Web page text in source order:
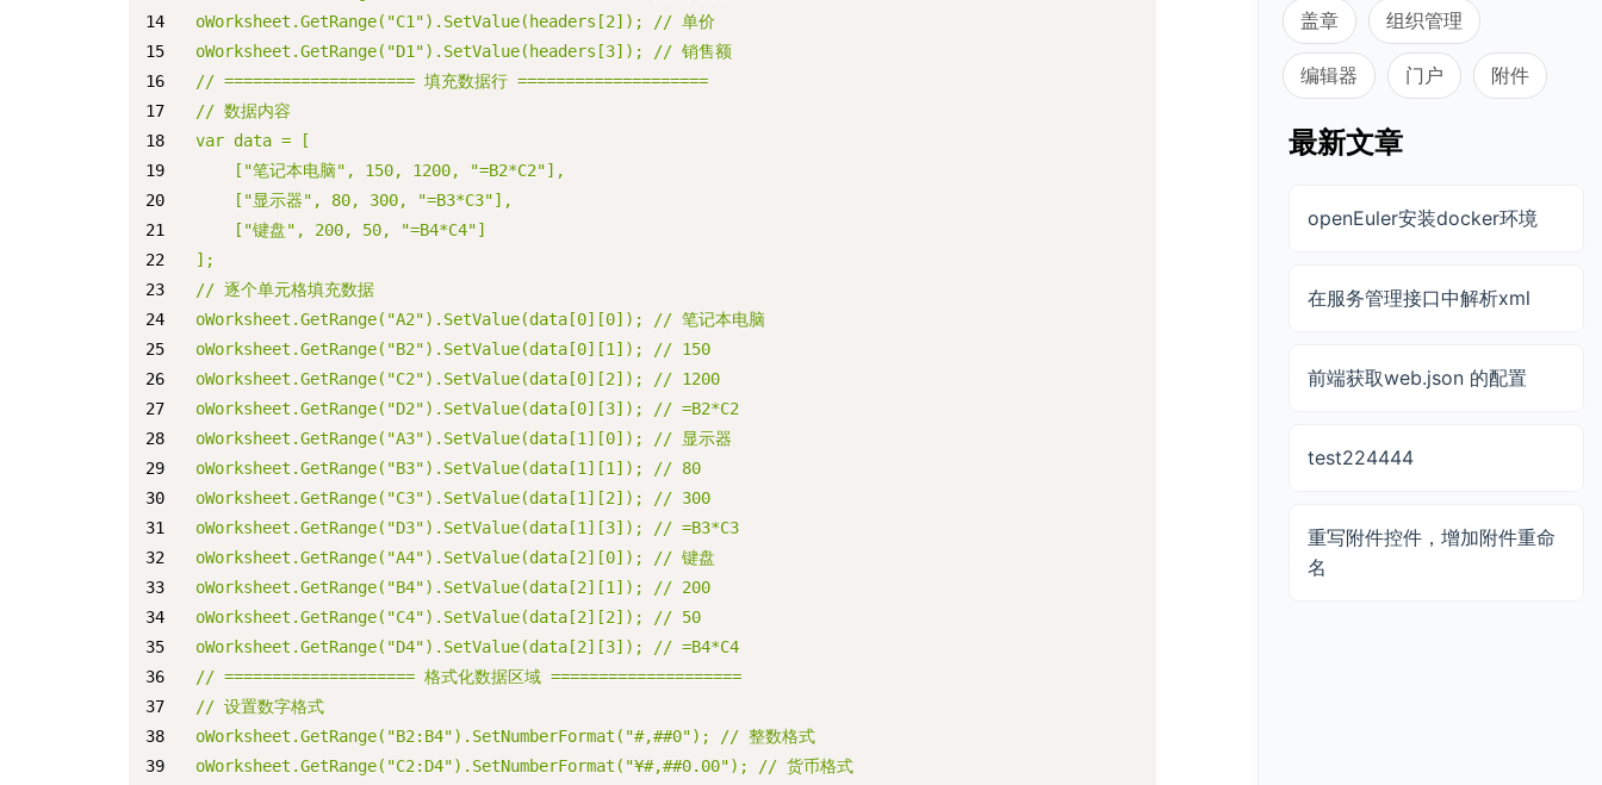
oWorksheet.GetRange("C1").SetValue(headers[2]); // 单价
oWorksheet.GetRange("D1").SetValue(headers[3]); // 销售额
// ==================== 填充数据行 ====================
// 数据内容
var data = [
    ["笔记本电脑", 150, 1200, "=B2*C2"],
    ["显示器", 80, 300, "=B3*C3"],
    ["键盘", 200, 50, "=B4*C4"]
];
// 逐个单元格填充数据
oWorksheet.GetRange("A2").SetValue(data[0][0]); // 笔记本电脑
oWorksheet.GetRange("B2").SetValue(data[0][1]); // 150
oWorksheet.GetRange("C2").SetValue(data[0][2]); // 1200
oWorksheet.GetRange("D2").SetValue(data[0][3]); // =B2*C2
oWorksheet.GetRange("A3").SetValue(data[1][0]); // 显示器
oWorksheet.GetRange("B3").SetValue(data[1][1]); // 80
oWorksheet.GetRange("C3").SetValue(data[1][2]); // 300
oWorksheet.GetRange("D3").SetValue(data[1][3]); // =B3*C3
oWorksheet.GetRange("A4").SetValue(data[2][0]); // 键盘
oWorksheet.GetRange("B4").SetValue(data[2][1]); // 200
oWorksheet.GetRange("C4").SetValue(data[2][2]); // 50
oWorksheet.GetRange("D4").SetValue(data[2][3]); // =B4*C4
// ==================== 格式化数据区域 ====================
// 设置数字格式
oWorksheet.GetRange("B2:B4").SetNumberFormat("#,##0"); // 整数格式
oWorksheet.GetRange("C2:D4").SetNumberFormat("¥#,##0.00"); // 货币格式
盖章 组织管理
编辑器 门户 附件
最新文章
openEuler安装docker环境
在服务管理接口中解析xml
前端获取web.json 的配置
test224444
重写附件控件，增加附件重命
名